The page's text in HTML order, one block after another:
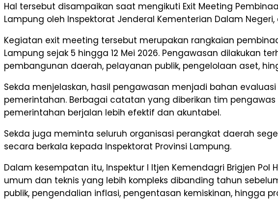
Hal tersebut disampaikan saat mengikuti Exit Meeting
Lampung oleh Inspektorat Jenderal Kementerian Dalam
Kegiatan exit meeting tersebut merupakan rangkaian
Lampung sejak 5 hingga 12 Mei 2026. Pengawasan dilakukan
pembangunan daerah, pelayanan publik, pengelolaan aset,
Sekda menjelaskan, hasil pengawasan menjadi bahan
pemerintahan. Berbagai catatan yang diberikan tim
pemerintahan berjalan lebih efektif dan akuntabel.
Sekda juga meminta seluruh organisasi perangkat daerah
secara berkala kepada Inspektorat Provinsi Lampung.
Dalam kesempatan itu, Inspektur I Itjen Kemendagri Brigjen
umum dan teknis yang lebih kompleks dibanding tahun
publik, pengendalian inflasi, pengentasan kemiskinan, hingga